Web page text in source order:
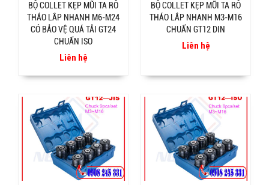
BỘ COLLET KẸP MŨI TA RÔ
THÁO LẮP NHANH M6-M24
CÓ BẢO VỆ QUÁ TẢI GT24
CHUẨN ISO
Liên hệ
BỘ COLLET KẸP MŨI TA RÔ
THÁO LẮP NHANH M3-M16
CHUẨN GT12 DIN
Liên hệ